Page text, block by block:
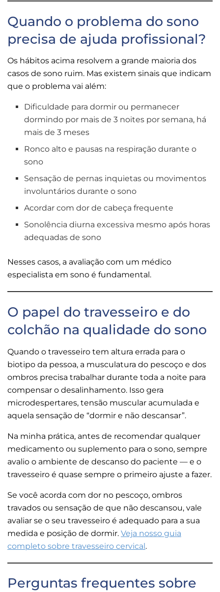
Quando o problema do sono
precisa de ajuda profissional?
Os hábitos acima resolvem a grande maioria dos
casos de sono ruim. Mas existem sinais que indicam
que o problema vai além:
Dificuldade para dormir ou permanecer
dormindo por mais de 3 noites por semana, há
mais de 3 meses
Ronco alto e pausas na respiração durante o
sono
Sensação de pernas inquietas ou movimentos
involuntários durante o sono
Acordar com dor de cabeça frequente
Sonolência diurna excessiva mesmo após horas
adequadas de sono
Nesses casos, a avaliação com um médico
especialista em sono é fundamental.
O papel do travesseiro e do
colchão na qualidade do sono
Quando o travesseiro tem altura errada para o
biotipo da pessoa, a musculatura do pescoço e dos
ombros precisa trabalhar durante toda a noite para
compensar o desalinhamento. Isso gera
microdespertares, tensão muscular acumulada e
aquela sensação de “dormir e não descansar”.
Na minha prática, antes de recomendar qualquer
medicamento ou suplemento para o sono, sempre
avalio o ambiente de descanso do paciente — e o
travesseiro é quase sempre o primeiro ajuste a fazer.
Se você acorda com dor no pescoço, ombros
travados ou sensação de que não descansou, vale
avaliar se o seu travesseiro é adequado para a sua
medida e posição de dormir. Veja nosso guia
completo sobre travesseiro cervical.
Perguntas frequentes sobre